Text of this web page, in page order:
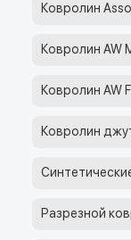
Ковролин
Ковролин AW
Ковролин AW
Ковролин
Разрезной